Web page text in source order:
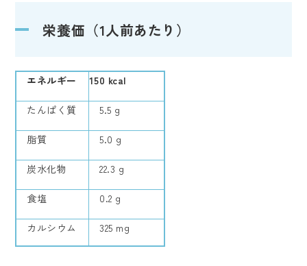
栄養価（1人前あたり）
エネルギー 150 kcal
たんぱく質 5.5 g
脂質 5.0 g
炭水化物 22.3 g
食塩 0.2 g
カルシウム 325 mg